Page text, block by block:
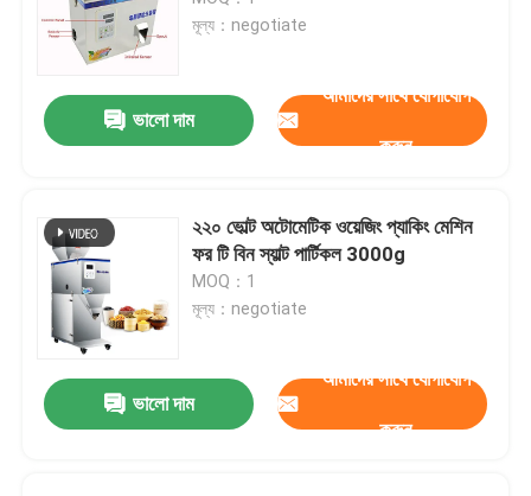
মূল্য：negotiate
ভালো দাম
আমাদের সাথে যোগাযোগ
করুন
২২০ ভোল্ট অটোমেটিক ওয়েজিং প্যাকিং মেশিন
ফর টি বিন স্যাল্ট পার্টিকল 3000g
MOQ：1
মূল্য：negotiate
ভালো দাম
আমাদের সাথে যোগাযোগ
করুন